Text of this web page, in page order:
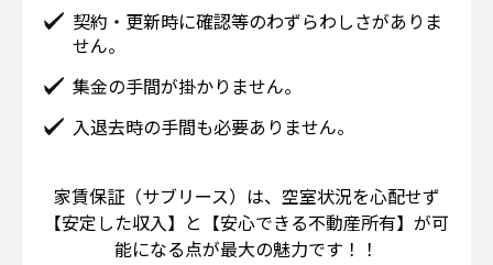
契約・更新時に確認等のわずらわしさがありま
せん。
集金の手間が掛かりません。
入退去時の手間も必要ありません。
家賃保証（サブリース）は、空室状況を心配せず
【安定した収入】と【安心できる不動産所有】が可
能になる点が最大の魅力です！！